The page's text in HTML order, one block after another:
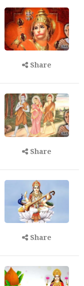
Share
Share
Share